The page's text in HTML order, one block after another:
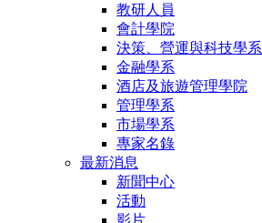
教研人員
會計學院
決策、營運與科技學系
金融學系
酒店及旅遊管理學院
管理學系
市場學系
專家名錄
最新消息
新聞中心
活動
影片